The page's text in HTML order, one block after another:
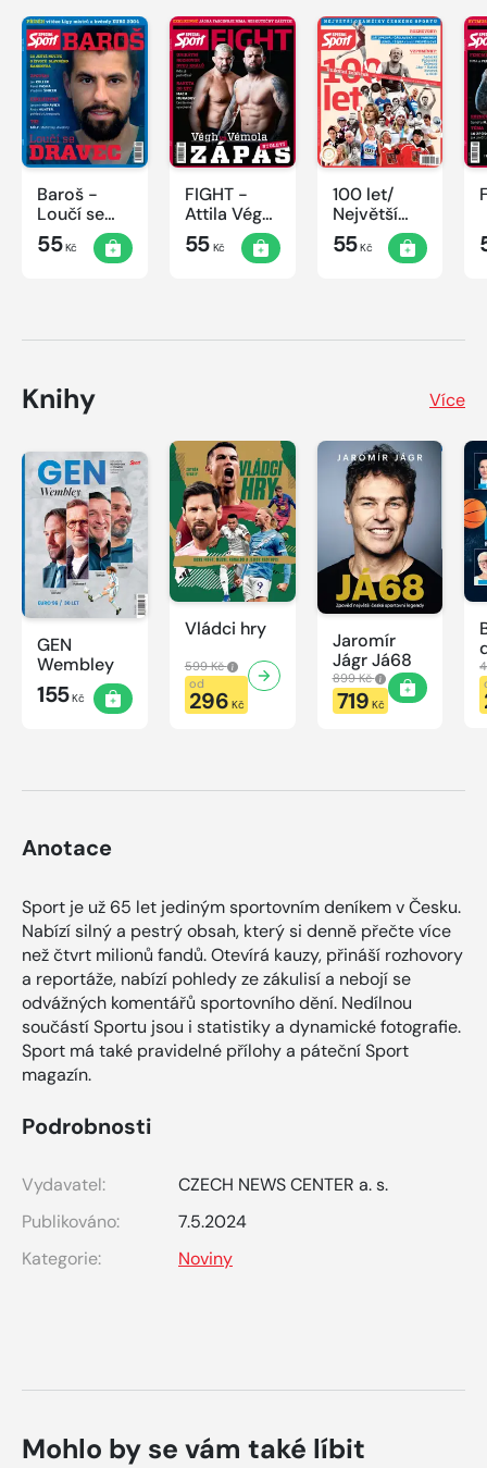
Baroš -
Loučí se
dravec
55Kč
FIGHT -
Attila Végh
vs. Karlos
Vémola
55Kč
100 let/
Největší
okamžiky
českého
55Kč
Knihy Více
GEN
Wembley
155Kč
Vládci hry
599 Kč
od
296 Kč
Jaromír
Jágr Já68
899 Kč
719 Kč
Anotace
Sport je už 65 let jediným sportovním deníkem v Česku.
Nabízí silný a pestrý obsah, který si denně přečte více
než čtvrt milionů fandů. Otevírá kauzy, přináší rozhovory
a reportáže, nabízí pohledy ze zákulisí a nebojí se
odvážných komentářů sportovního dění. Nedílnou
součástí Sportu jsou i statistiky a dynamické fotografie.
Sport má také pravidelné přílohy a páteční Sport
magazín.
Podrobnosti
Vydavatel:
CZECH NEWS CENTER a. s.
Publikováno:
7.5.2024
Kategorie:
Noviny
Mohlo by se vám také líbit